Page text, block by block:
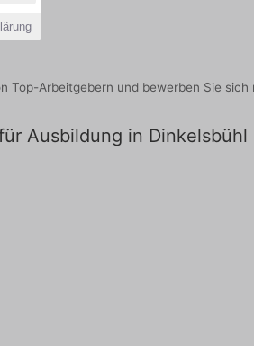
Top-Arbeitgebern und bewerben Sie sich
Ausbildung in Dinkelsbühl